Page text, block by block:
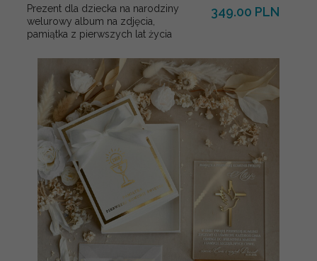
Prezent dla dziecka na narodziny
welurowy album na zdjęcia,
pamiątka z pierwszych lat życia
349.00 PLN